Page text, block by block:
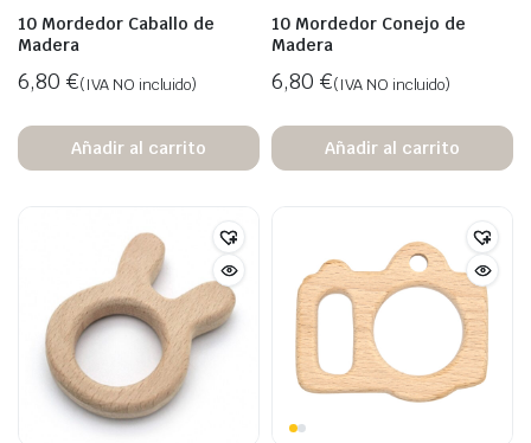
10 Mordedor Caballo de
Madera
6,80 €(IVA NO incluido)
Añadir al carrito
10 Mordedor Conejo de
Madera
6,80 €(IVA NO incluido)
Añadir al carrito